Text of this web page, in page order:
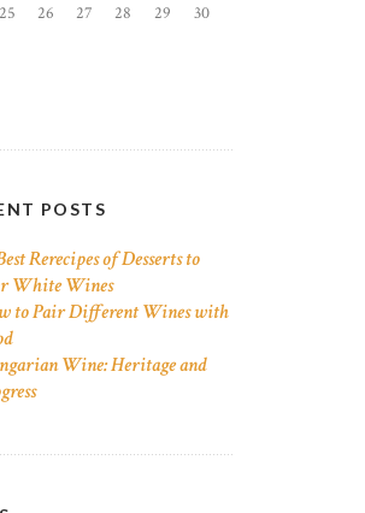
25 26 27 28 29
30
POSTS
Rerecipes of Desserts to
White Wines
to Pair Different Wines with
Wine: Heritage and